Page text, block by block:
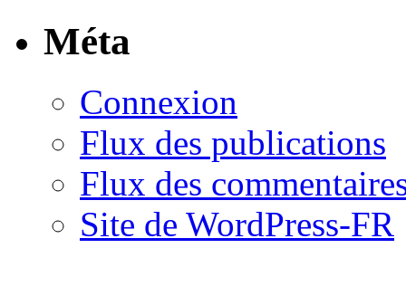
Méta
Connexion
Flux des publications
Flux des
Site de WordPress-FR